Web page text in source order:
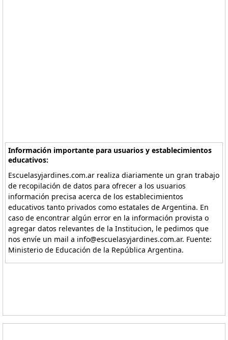
Información importante para usuarios y establecimientos
educativos:
Escuelasyjardines.com.ar realiza diariamente un gran trabajo
de recopilación de datos para ofrecer a los usuarios
información precisa acerca de los establecimientos
educativos tanto privados como estatales de Argentina. En
caso de encontrar algún error en la información provista o
agregar datos relevantes de la Institucion, le pedimos que
nos envíe un mail a info@escuelasyjardines.com.ar. Fuente:
Ministerio de Educación de la República Argentina.